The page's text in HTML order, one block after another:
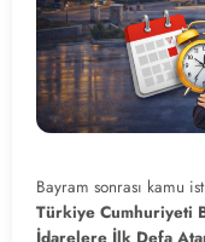
Bayram sonrası kamu
Türkiye Cumhuriyeti
İdarelere İlk Defa